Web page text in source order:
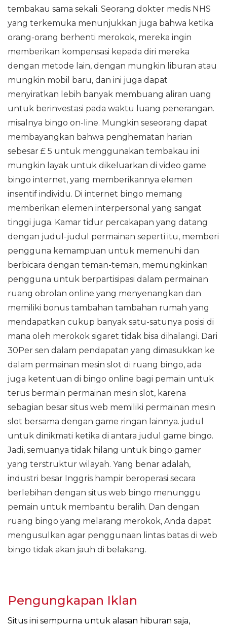
tembakau sama sekali. Seorang dokter medis NHS
yang terkemuka menunjukkan juga bahwa ketika
orang-orang berhenti merokok, mereka ingin
memberikan kompensasi kepada diri mereka
dengan metode lain, dengan mungkin liburan atau
mungkin mobil baru, dan ini juga dapat
menyiratkan lebih banyak membuang aliran uang
untuk berinvestasi pada waktu luang penerangan.
misalnya bingo on-line. Mungkin seseorang dapat
membayangkan bahwa penghematan harian
sebesar £ 5 untuk menggunakan tembakau ini
mungkin layak untuk dikeluarkan di video game
bingo internet, yang memberikannya elemen
insentif individu. Di internet bingo memang
memberikan elemen interpersonal yang sangat
tinggi juga. Kamar tidur percakapan yang datang
dengan judul-judul permainan seperti itu, memberi
pengguna kemampuan untuk memenuhi dan
berbicara dengan teman-teman, memungkinkan
pengguna untuk berpartisipasi dalam permainan
ruang obrolan online yang menyenangkan dan
memiliki bonus tambahan tambahan rumah yang
mendapatkan cukup banyak satu-satunya posisi di
mana oleh merokok sigaret tidak bisa dihalangi. Dari
30Per sen dalam pendapatan yang dimasukkan ke
dalam permainan mesin slot di ruang bingo, ada
juga ketentuan di bingo online bagi pemain untuk
terus bermain permainan mesin slot, karena
sebagian besar situs web memiliki permainan mesin
slot bersama dengan game ringan lainnya. judul
untuk dinikmati ketika di antara judul game bingo.
Jadi, semuanya tidak hilang untuk bingo gamer
yang terstruktur wilayah. Yang benar adalah,
industri besar Inggris hampir beroperasi secara
berlebihan dengan situs web bingo menunggu
pemain untuk membantu beralih. Dan dengan
ruang bingo yang melarang merokok, Anda dapat
mengusulkan agar penggunaan lintas batas di web
bingo tidak akan jauh di belakang.
Pengungkapan Iklan
Situs ini sempurna untuk alasan hiburan saja,